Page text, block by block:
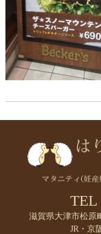
TEL
滋賀県大津市松原
JR・京